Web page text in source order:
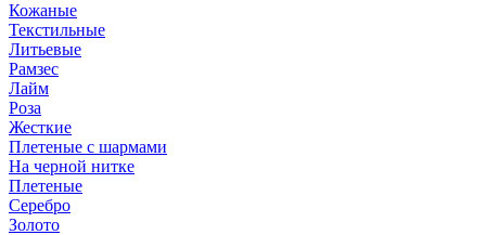
Кожаные
Текстильные
Литьевые
Рамзес
Лайм
Роза
Жесткие
Плетеные с шармами
На черной нитке
Плетеные
Серебро
Золото